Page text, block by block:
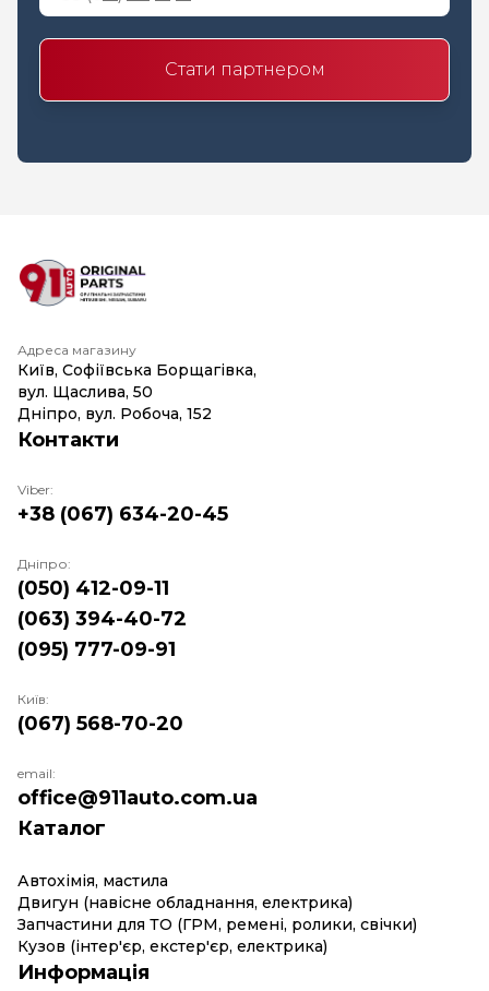
Стати партнером
Адреса магазину
Київ, Софіївська Борщагівка,
вул. Щаслива, 50
Дніпро, вул. Робоча, 152
Каталог
Автохімія, мастила
Двигун (навісне обладнання, електрика)
Запчастини для ТО (ГРМ, ремені, ролики, свічки)
Кузов (інтер'єр, екстер'єр, електрика)
Информація
Контакти
Viber:
+38 (067) 634-20-45
Дніпро:
(050) 412-09-11
(063) 394-40-72
(095) 777-09-91
Київ:
(067) 568-70-20
email:
office@911auto.com.ua